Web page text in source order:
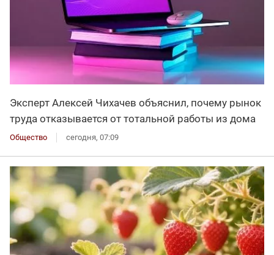
Эксперт Алексей Чихачев объяснил, почему рынок
труда отказывается от тотальной работы из дома
Общество сегодня, 07:09